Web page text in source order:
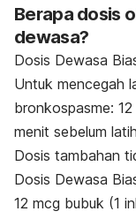
Berapa dosis
dewasa?
Dosis Dewasa
Untuk mencegah
bronkospasme:
menit sebelum
Dosis tambahan
Dosis Dewasa
12 mcg bubuk (1